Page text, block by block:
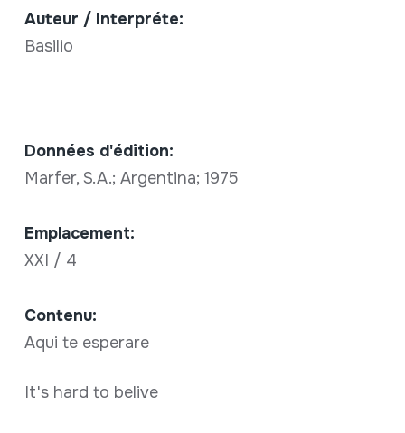
Auteur / Interpréte:
Basilio
Données d'édition:
Marfer, S.A.; Argentina; 1975
Emplacement:
XXI / 4
Contenu:
Aqui te esperare
It's hard to belive